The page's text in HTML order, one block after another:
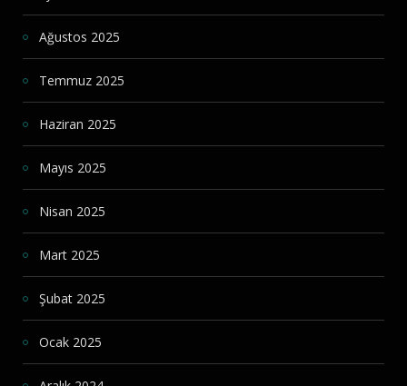
Ağustos 2025
Temmuz 2025
Haziran 2025
Mayıs 2025
Nisan 2025
Mart 2025
Şubat 2025
Ocak 2025